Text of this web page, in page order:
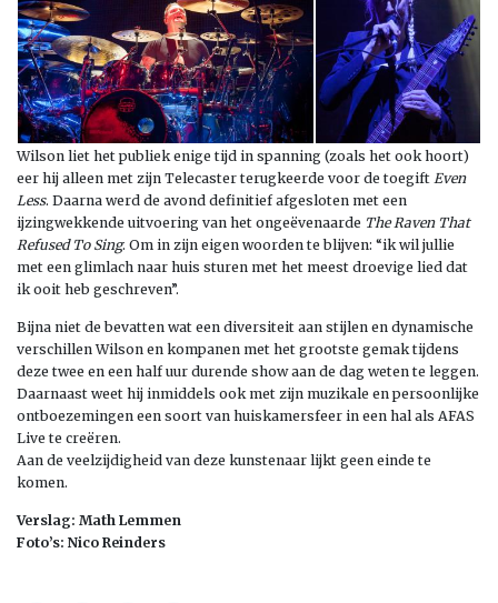
Wilson liet het publiek enige tijd in spanning (zoals het ook hoort)
eer hij alleen met zijn Telecaster terugkeerde voor de toegift Even
Less. Daarna werd de avond definitief afgesloten met een
ijzingwekkende uitvoering van het ongeëvenaarde The Raven That
Refused To Sing. Om in zijn eigen woorden te blijven: “ik wil jullie
met een glimlach naar huis sturen met het meest droevige lied dat
ik ooit heb geschreven”.
Bijna niet de bevatten wat een diversiteit aan stijlen en dynamische
verschillen Wilson en kompanen met het grootste gemak tijdens
deze twee en een half uur durende show aan de dag weten te leggen.
Daarnaast weet hij inmiddels ook met zijn muzikale en persoonlijke
ontboezemingen een soort van huiskamersfeer in een hal als AFAS
Live te creëren.
Aan de veelzijdigheid van deze kunstenaar lijkt geen einde te
komen.
Verslag: Math Lemmen
Foto’s: Nico Reinders